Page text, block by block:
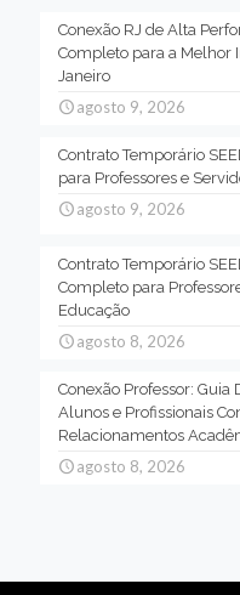
Conexão RJ de Alta
Completo para a Melhor
Janeiro
agosto 9, 2026
Contrato Temporário
para Professores e
agosto 9, 2026
Contrato Temporário
Completo para
Educação
agosto 8, 2026
Conexão Professor: Guia
Alunos e Profissionais
Relacionamentos
agosto 8, 2026